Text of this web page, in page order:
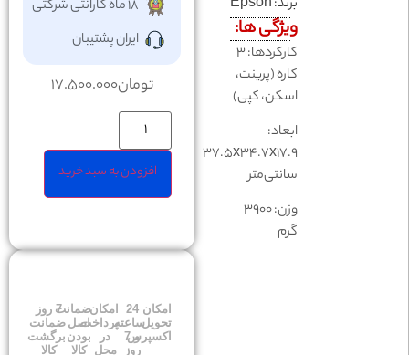
18 ماه گارانتی شرکتی
ایران پشتیبان
تومان17.500.000
افزودن به سبد خرید
امکان
تحویل
اکسپرس
24
ساعته
و 7
روز
امکان
پرداخت
در
محل
ضمانت
اصل
بودن
کالا
7 روز
ضمانت
برگشت
کالا
ویژگی ها:
کارکردها: ۳
کاره (پرینت،
اسکن، کپی)
ابعاد:
۳۷.۵‎x۳۴.۷x۱۷.۹
سانتی‌متر
وزن: ۳۹۰۰
گرم